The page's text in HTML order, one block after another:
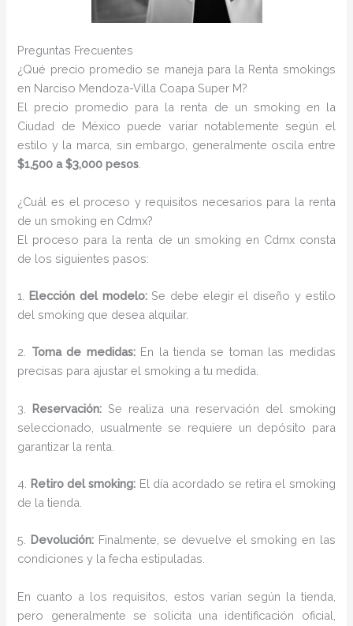
Preguntas Frecuentes
¿Qué precio promedio se maneja para la Renta smokings
en Narciso Mendoza-Villa Coapa Super M?
El precio promedio para la renta de un smoking en la
Ciudad de México puede variar notablemente según el
estilo y la marca, sin embargo, generalmente oscila entre
$1,500 a $3,000 pesos
¿Cuál es el proceso y requisitos necesarios para la renta
de un smoking en Cdmx?
El proceso para la renta de un smoking en Cdmx consta
de los siguientes pasos:
1. Elección del modelo:Se debe elegir el diseño y estilo
del smoking que desea alquilar.
2. Toma de medidas:En la tienda se toman las medidas
precisas para ajustar el smoking a tu medida.
3. Reservación: Se realiza una reservación del smoking
seleccionado, usualmente se requiere un depósito para
garantizar la renta.
4. Retiro del smoking: El día acordado se retira el smoking
de la tienda.
5. Devolución: Finalmente, se devuelve el smoking en las
condiciones y la fecha estipuladas.
En cuanto a los requisitos, estos varían según la tienda,
pero generalmente se solicita una identificación oficial,